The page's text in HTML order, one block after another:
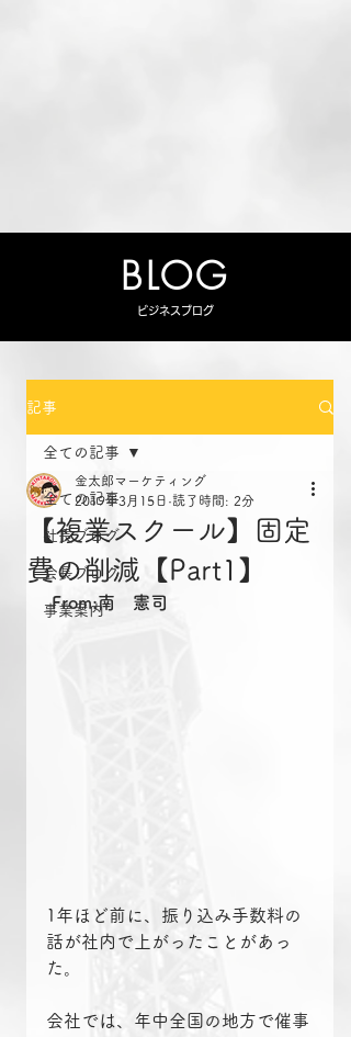
BLOG
ビジネスブログ
記事
全ての記事
社長ブログ
会長ブログ
事業案内
全ての記事
【複業スクール】固定
費の削減【Part1】
金太郎マーケティング
2019年3月15日 読了時間: 2分
From:南　憲司
1年ほど前に、振り込み手数料の
話が社内で上がったことがあっ
た。
会社では、年中全国の地方で催事